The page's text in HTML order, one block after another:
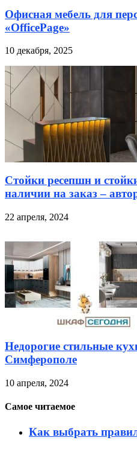
Офисная мебель для
«OfficePage»
10 декабря, 2025
Стойки ресепшн и
наличии на заказ –
22 апреля, 2024
Недорогие стильные
Симферополе
10 апреля, 2024
Самое читаемое
Как выбрать